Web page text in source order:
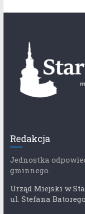
Redakcja
Jednostka
gminnego.
Urząd Miejski w
ul. Stefana